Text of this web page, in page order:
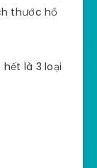
thước hồ
là 3 loại